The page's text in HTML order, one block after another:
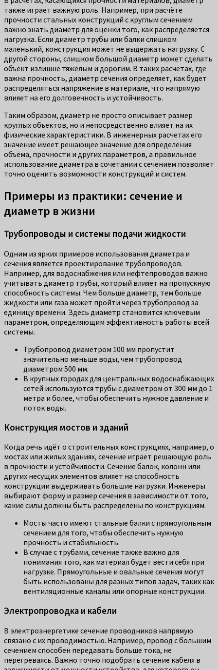
также играет важную роль. Например, при расчёте
прочности стальных конструкций с круглым сечением
важно знать диаметр для оценки того, как распределяется
нагрузка. Если диаметр трубы или балки слишком
маленький, конструкция может не выдержать нагрузку. С
другой стороны, слишком большой диаметр может сделать
объект излишне тяжёлым и дорогим. В таких расчетах, где
важна прочность, диаметр сечения определяет, как будет
распределяться напряжение в материале, что напрямую
влияет на его долговечность и устойчивость.
Таким образом, диаметр не просто описывает размер
круглых объектов, но и непосредственно влияет на их
физические характеристики. В инженерных расчетах его
значение имеет решающее значение для определения
объёма, прочности и других параметров, а правильное
использование диаметра в сочетании с сечением позволяет
точно оценить возможности конструкций и систем.
Примеры из практики: сечение и
диаметр в жизни
Трубопроводы и системы подачи жидкости
Одним из ярких примеров использования диаметра и
сечения является проектирование трубопроводов.
Например, для водоснабжения или нефтепроводов важно
учитывать диаметр трубы, который влияет на пропускную
способность системы. Чем больше диаметр, тем больше
жидкости или газа может пройти через трубопровод за
единицу времени. Здесь диаметр становится ключевым
параметром, определяющим эффективность работы всей
системы.
Трубопровод диаметром 100 мм пропустит
значительно меньше воды, чем трубопровод
диаметром 500 мм.
В крупных городах для центральных водоснабжающих
сетей используются трубы с диаметром от 300 мм до 1
метра и более, чтобы обеспечить нужное давление и
поток воды.
Конструкция мостов и зданий
Когда речь идёт о строительных конструкциях, например, о
мостах или жилых зданиях, сечение играет решающую роль
в прочности и устойчивости. Сечение балок, колонн или
других несущих элементов влияет на способность
конструкции выдерживать большие нагрузки. Инженеры
выбирают форму и размер сечения в зависимости от того,
какие силы должны быть распределены по конструкциям.
Мосты часто имеют стальные балки с прямоугольным
сечением для того, чтобы обеспечить нужную
прочность и стабильность.
В случае с трубами, сечение также важно для
понимания того, как материал будет вести себя при
нагрузке. Прямоугольные и овальные сечения могут
быть использованы для разных типов задач, таких как
вентиляционные каналы или опорные конструкции.
Электропроводка и кабели
В электроэнергетике сечение проводников напрямую
связано с их проводимостью. Например, провод с большим
сечением способен передавать больше тока, не
перегреваясь. Важно точно подобрать сечение кабеля в